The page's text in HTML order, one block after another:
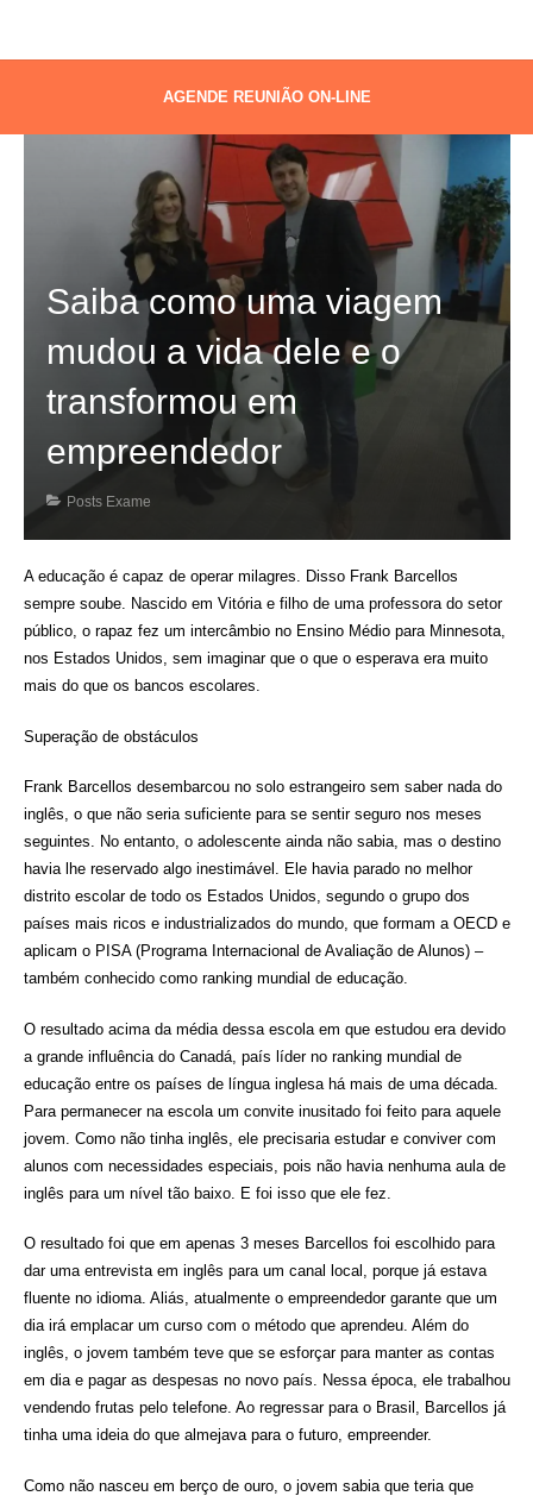
AGENDE REUNIÃO ON-LINE
Saiba como uma viagem
mudou a vida dele e o
transformou em
empreendedor
Posts Exame
A educação é capaz de operar milagres. Disso Frank Barcellos
sempre soube. Nascido em Vitória e filho de uma professora do setor
público, o rapaz fez um intercâmbio no Ensino Médio para Minnesota,
nos Estados Unidos, sem imaginar que o que o esperava era muito
mais do que os bancos escolares.
Superação de obstáculos
Frank Barcellos desembarcou no solo estrangeiro sem saber nada do
inglês, o que não seria suficiente para se sentir seguro nos meses
seguintes. No entanto, o adolescente ainda não sabia, mas o destino
havia lhe reservado algo inestimável. Ele havia parado no melhor
distrito escolar de todo os Estados Unidos, segundo o grupo dos
países mais ricos e industrializados do mundo, que formam a OECD e
aplicam o PISA (Programa Internacional de Avaliação de Alunos) –
também conhecido como ranking mundial de educação.
O resultado acima da média dessa escola em que estudou era devido
a grande influência do Canadá, país líder no ranking mundial de
educação entre os países de língua inglesa há mais de uma década.
Para permanecer na escola um convite inusitado foi feito para aquele
jovem. Como não tinha inglês, ele precisaria estudar e conviver com
alunos com necessidades especiais, pois não havia nenhuma aula de
inglês para um nível tão baixo. E foi isso que ele fez.
O resultado foi que em apenas 3 meses Barcellos foi escolhido para
dar uma entrevista em inglês para um canal local, porque já estava
fluente no idioma. Aliás, atualmente o empreendedor garante que um
dia irá emplacar um curso com o método que aprendeu. Além do
inglês, o jovem também teve que se esforçar para manter as contas
em dia e pagar as despesas no novo país. Nessa época, ele trabalhou
vendendo frutas pelo telefone. Ao regressar para o Brasil, Barcellos já
tinha uma ideia do que almejava para o futuro, empreender.
Como não nasceu em berço de ouro, o jovem sabia que teria que